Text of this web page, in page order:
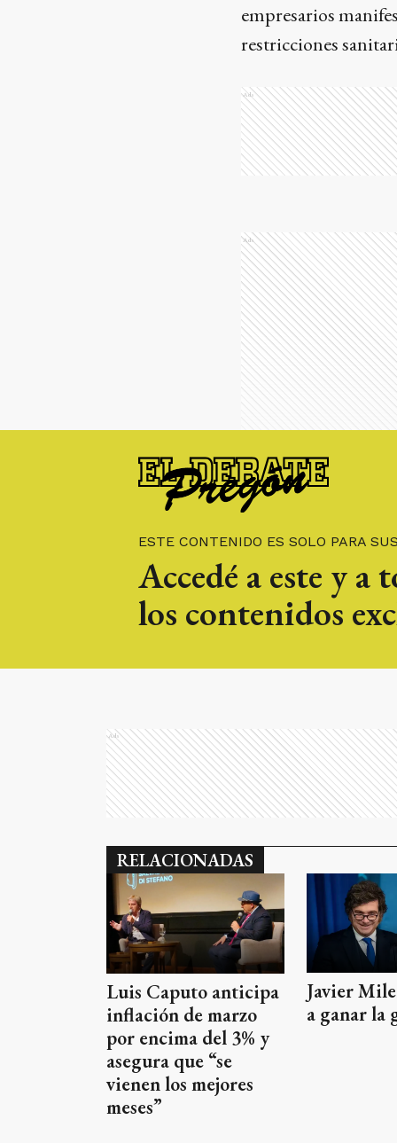
ESTE CONTENIDO ES SOLO PARA
Accedé a este y a
los contenidos
empresarios
restricciones
Ads
Ads
Ads
RELACIONADAS
Luis Caputo anticipa
inflación de marzo
por encima del 3% y
asegura que “se
vienen los mejores
meses”
Javier
a ganar la